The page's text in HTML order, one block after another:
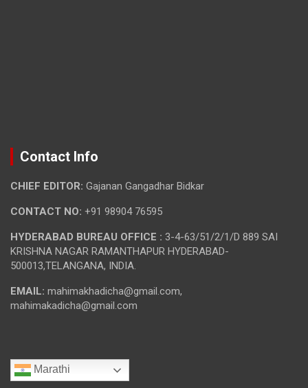
Contact Info
CHIEF EDITOR: Gajanan Gangadhar Bidkar
CONTACT NO: +91 98904 76595
HYDERABAD BUREAU OFFICE : 3-4-63/51/2/1/D 889 SAI
KRISHNA NAGAR RAMANTHAPUR HYDERABAD-
500013,TELANGANA, INDIA.
EMAIL: mahimakhadicha@gmail.com,
mahimakadicha@gmail.com
Marathi